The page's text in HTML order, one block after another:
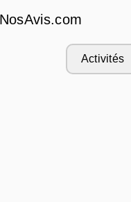
Activités